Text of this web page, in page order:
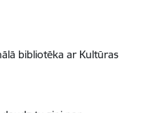
bibliotēka ar Kultūras